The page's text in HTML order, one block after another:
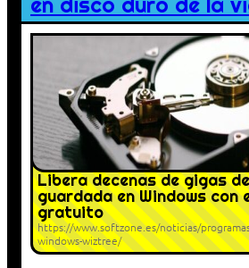
Libera decenas de gigas
guardada en Windows con
gratuito
https://www.softzone.es/noticias/
windows-wiztree/